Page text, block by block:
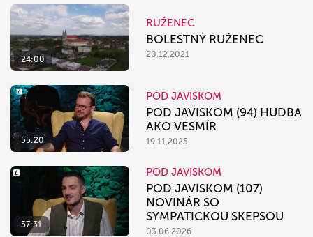
24:00
RUŽENEC
BOLESTNÝ RUŽENEC
20.12.2021
55:20
POD JAVISKOM
POD JAVISKOM (94) HUDBA
AKO VESMÍR
19.11.2025
57:31
POD JAVISKOM
POD JAVISKOM (107)
NOVINÁR SO
SYMPATICKOU SKEPSOU
03.06.2026